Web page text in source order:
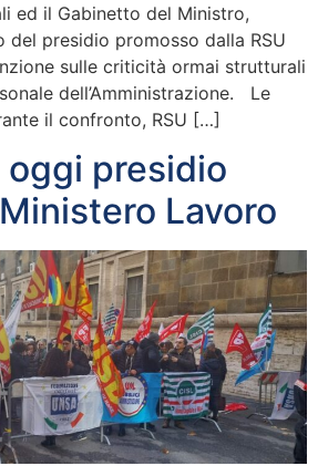
ed il Gabinetto del Ministro,
presidio promosso dalla RSU
sulle criticità ormai strutturali
dell’Amministrazione. Le
il confronto, RSU […]
presidio
Lavoro